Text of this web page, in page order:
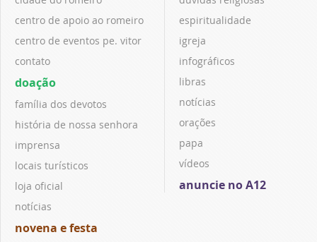
centro de apoio ao romeiro
centro de eventos pe. vitor
contato
doação
família dos devotos
história de nossa senhora
imprensa
locais turísticos
loja oficial
notícias
novena e festa
espiritualidade
igreja
infográficos
libras
notícias
orações
papa
vídeos
anuncie no A12